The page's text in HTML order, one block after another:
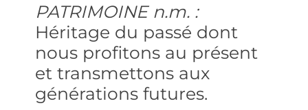
PATRIMOINE n.m. :
Héritage du passé dont
nous profitons au présent
et transmettons aux
générations futures.